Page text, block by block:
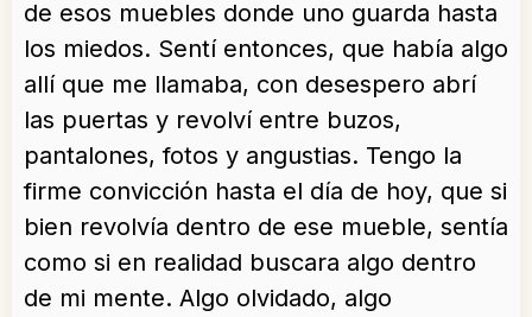
de esos muebles donde uno guarda hasta
los miedos. Sentí entonces, que había algo
allí que me llamaba, con desespero abrí
las puertas y revolví entre buzos,
pantalones, fotos y angustias. Tengo la
firme convicción hasta el día de hoy, que si
bien revolvía dentro de ese mueble, sentía
como si en realidad buscara algo dentro
de mi mente. Algo olvidado, algo